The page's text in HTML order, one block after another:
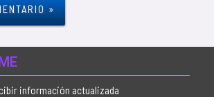
información actualizada